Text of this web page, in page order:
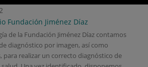
Fundación Jiménez Díaz
de la Fundación Jiménez Díaz contamos
diagnóstico por imagen, así como
para realizar un correcto diagnóstico de